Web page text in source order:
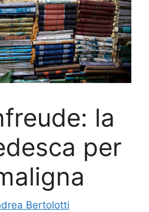
la
per
Bertolotti